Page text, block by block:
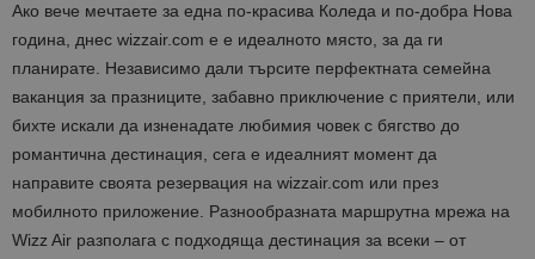
Ако вече мечтаете за една по-красива Коледа и по-добра Нова
година, днес wizzair.com e е идеалното място, за да ги
планирате. Независимо дали търсите перфектната семейна
ваканция за празниците, забавно приключение с приятели, или
бихте искали да изненадате любимия човек с бягство до
романтична дестинация, сега е идеалният момент да
направите своята резервация на wizzair.com или през
мобилното приложение. Разнообразната маршрутна мрежа на
Wizz Air разполага с подходяща дестинация за всеки – от